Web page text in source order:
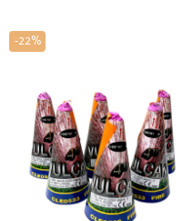
-22%